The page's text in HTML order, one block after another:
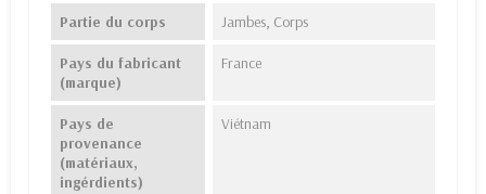
Partie du corps Jambes, Corps
Pays du fabricant
(marque)
France
Pays de
provenance
(matériaux,
ingérdients)
Viétnam